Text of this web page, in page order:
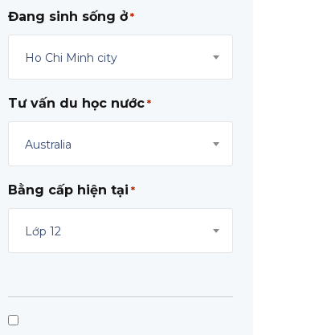
Đang sinh sống ở *
Ho Chi Minh city
Tư vấn du học nước *
Australia
Bằng cấp hiện tại *
Lớp 12
Consent